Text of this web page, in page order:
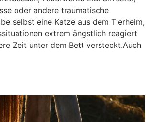
oder andere traumatische
selbst eine Katze aus dem Tierheim,
extrem ängstlich reagiert
Zeit unter dem Bett versteckt.Auch